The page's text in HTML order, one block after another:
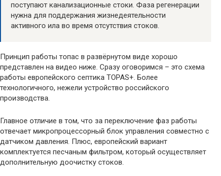
поступают канализационные стоки. Фаза регенерации
нужна для поддержания жизнедеятельности
активного ила во время отсутствия стоков.
Принцип работы топас в развёрнутом виде хорошо
представлен на видео ниже. Сразу оговоримся – это схема
работы европейского септика TOPAS+. Более
технологичного, нежели устройство российского
производства.
Главное отличие в том, что за переключение фаз работы
отвечает микропроцессорный блок управления совместно с
датчиком давления. Плюс, европейский вариант
комплектуется песчаным фильтром, который осуществляет
дополнительную доочистку стоков.